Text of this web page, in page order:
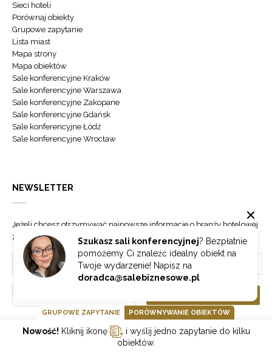
Szukasz sali konferencyjnej? Bezpłatnie
pomożemy Ci znaleźć idealny obiekt na
Twoje wydarzenie! Napisz na
doradca@salebiznesowe.pl
Sieci hoteli
Porównaj obiekty
Grupowe zapytanie
Lista miast
Mapa strony
Mapa obiektów
Sale konferencyjne Kraków
Sale konferencyjne Warszawa
Sale konferencyjne Zakopane
Sale konferencyjne Gdańsk
Sale konferencyjne Łódź
Sale konferencyjne Wrocław
NEWSLETTER
Jeżeli chcesz otrzymywać najnowsze informacje o branży hotelowej
zapisz się do naszego newslettera.
GOONLINE.PL SPÓŁKA Z OGRANICZONĄ ODPOWIEDZIALNOŚCIĄ SP.K.
GRUPOWE ZAPYTANIE PORÓWNYWANIE OBIEKTÓW
Nowość! Kliknij ikonę
i wyślij jedno zapytanie do kilku
obiektów.